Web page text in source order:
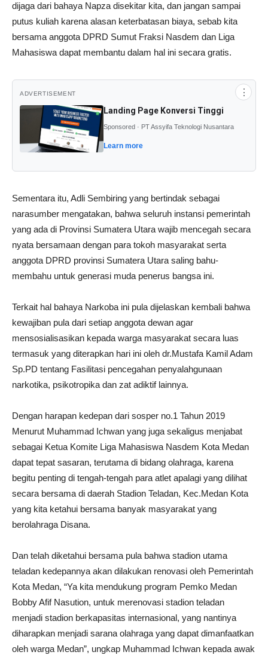
dijaga dari bahaya Napza disekitar kita, dan jangan sampai
putus kuliah karena alasan keterbatasan biaya, sebab kita
bersama anggota DPRD Sumut Fraksi Nasdem dan Liga
Mahasiswa dapat membantu dalam hal ini secara gratis.
ADVERTISEMENT ⋮
Landing Page Konversi Tinggi
Sponsored · PT Assyifa Teknologi Nusantara
Learn more
Sementara itu, Adli Sembiring yang bertindak sebagai
narasumber mengatakan, bahwa seluruh instansi pemerintah
yang ada di Provinsi Sumatera Utara wajib mencegah secara
nyata bersamaan dengan para tokoh masyarakat serta
anggota DPRD provinsi Sumatera Utara saling bahu-
membahu untuk generasi muda penerus bangsa ini.
Terkait hal bahaya Narkoba ini pula dijelaskan kembali bahwa
kewajiban pula dari setiap anggota dewan agar
mensosialisasikan kepada warga masyarakat secara luas
termasuk yang diterapkan hari ini oleh dr.Mustafa Kamil Adam
Sp.PD tentang Fasilitasi pencegahan penyalahgunaan
narkotika, psikotropika dan zat adiktif lainnya.
Dengan harapan kedepan dari sosper no.1 Tahun 2019
Menurut Muhammad Ichwan yang juga sekaligus menjabat
sebagai Ketua Komite Liga Mahasiswa Nasdem Kota Medan
dapat tepat sasaran, terutama di bidang olahraga, karena
begitu penting di tengah-tengah para atlet apalagi yang dilihat
secara bersama di daerah Stadion Teladan, Kec.Medan Kota
yang kita ketahui bersama banyak masyarakat yang
berolahraga Disana.
Dan telah diketahui bersama pula bahwa stadion utama
teladan kedepannya akan dilakukan renovasi oleh Pemerintah
Kota Medan, “Ya kita mendukung program Pemko Medan
Bobby Afif Nasution, untuk merenovasi stadion teladan
menjadi stadion berkapasitas internasional, yang nantinya
diharapkan menjadi sarana olahraga yang dapat dimanfaatkan
oleh warga Medan”, ungkap Muhammad Ichwan kepada awak